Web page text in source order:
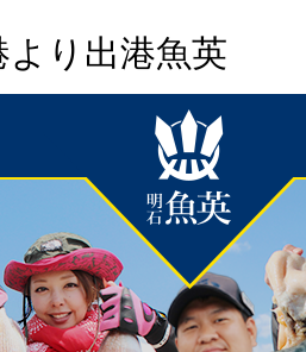
り出港魚英